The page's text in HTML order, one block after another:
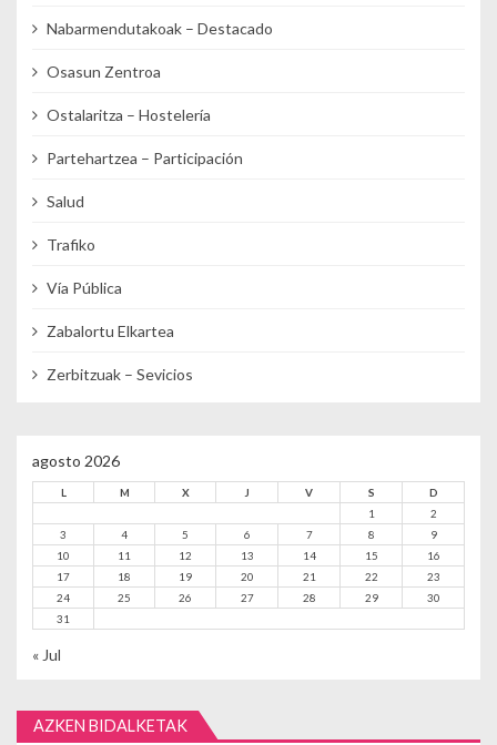
Nabarmendutakoak – Destacado
Osasun Zentroa
Ostalaritza – Hostelería
Partehartzea – Participación
Salud
Trafiko
Vía Pública
Zabalortu Elkartea
Zerbitzuak – Sevicios
agosto 2026
L M X J V S
D
1
2
3
4 5 6 7 8
9
10
11 12 13 14 15
16
17
18 19 20 21 22
23
24
25 26 27 28 29
30
31
« Jul
AZKEN BIDALKETAK